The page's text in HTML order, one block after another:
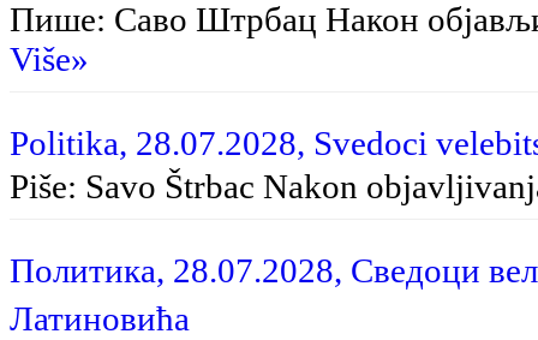
Пише: Саво Штрбац На­кон
Više»
Politika, 28.07.2028, Svedoci
Piše: Savo Štrbac Na­kon
Политика, 28.07.2028, Сведоци
Латиновића